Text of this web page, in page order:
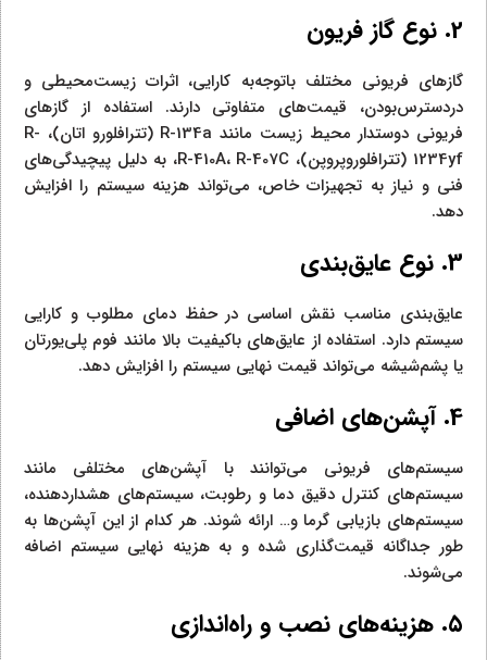
2. نوع گاز فریون
گازهای فریونی مختلف باتوجه‌به کارایی، اثرات زیست‌محیطی و
دردسترس‌بودن، قیمت‌های متفاوتی دارند. استفاده از گازهای
فریونی دوستدار محیط‌ زیست مانند R-134a (تترافلورو اتان)، R-
1234yf (تترافلوروپروپن)، R-410A، R-407C، به دلیل پیچیدگی‌های
فنی و نیاز به تجهیزات خاص، می‌تواند هزینه سیستم را افزایش
دهد.
3. نوع عایق‌بندی
عایق‌بندی مناسب نقش اساسی در حفظ دمای مطلوب و کارایی
سیستم دارد. استفاده از عایق‌های باکیفیت بالا مانند فوم پلی‌یورتان
یا پشم‌شیشه می‌تواند قیمت نهایی سیستم را افزایش دهد.
4. آپشن‌های اضافی
سیستم‌های فریونی می‌توانند با آپشن‌های مختلفی مانند
سیستم‌های کنترل دقیق دما و رطوبت، سیستم‌های هشداردهنده،
سیستم‌های بازیابی گرما و… ارائه شوند. هر کدام از این آپشن‌ها به
طور جداگانه قیمت‌گذاری شده و به هزینه نهایی سیستم اضافه
می‌شوند.
۵. هزینه‌های نصب و راه‌اندازی